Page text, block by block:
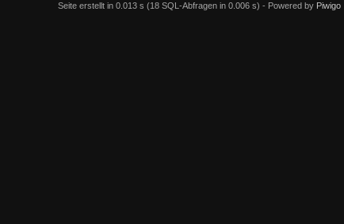
Seite erstellt in 0.013 s (18 SQL-Abfragen in 0.006 s) - Powered by Piwigo